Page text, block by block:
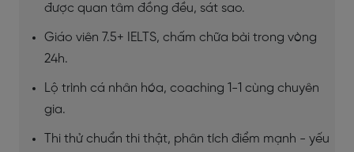
được quan tâm đồng đều, sát sao.
Giáo viên 7.5+ IELTS, chấm chữa bài trong vòng
24h.
Lộ trình cá nhân hóa, coaching 1-1 cùng chuyên
gia.
Thi thử chuẩn thi thật, phân tích điểm mạnh - yếu